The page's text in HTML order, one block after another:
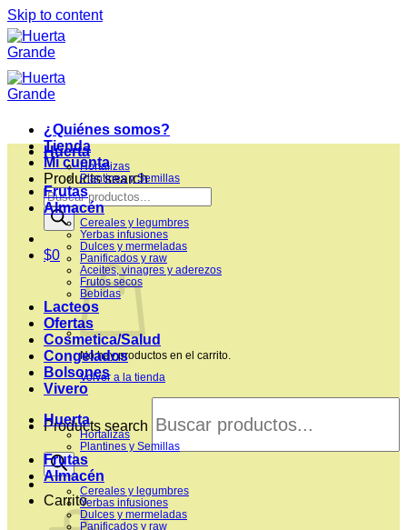
Skip to content
¿Quiénes somos?
Tienda
Mi cuenta
Products search
$0
No hay productos en el carrito.
Volver a la tienda
Products search
Carrito
Huerta
Hortalizas
Plantines y Semillas
Frutas
Almacén
Cereales y legumbres
Yerbas infusiones
Dulces y mermeladas
Panificados y raw
Aceites, vinagres y aderezos
Frutos secos
Bebidas
Lacteos
Ofertas
Cosmetica/Salud
Congelados
Bolsones
Vivero
Huerta
Hortalizas
Plantines y Semillas
Frutas
Almacén
Cereales y legumbres
Yerbas infusiones
Dulces y mermeladas
Panificados y raw